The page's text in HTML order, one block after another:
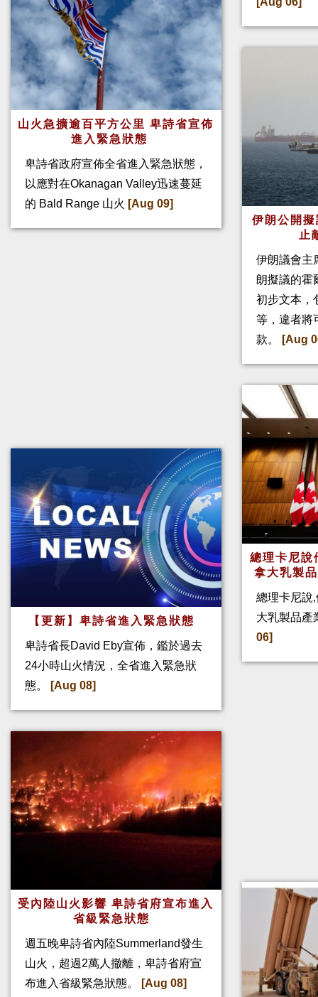
山火急擴逾百平方公里 卑詩省宣佈
進入緊急狀態
卑詩省政府宣佈全省進入緊急狀態，
以應對在Okanagan Valley迅速蔓延
的 Bald Range 山火 [Aug 09]
【更新】卑詩省進入緊急狀態
卑詩省長David Eby宣佈，鑑於過去
24小時山火情況，全省進入緊急狀
態。
[Aug 08]
受內陸山火影響 卑詩省府宣布進入
省級緊急狀態
週五晚卑詩省內陸Summerland發生
山火，超過2萬人撤離，卑詩省府宣
布進入省級緊急狀態。
[Aug 08]
伊朗公開
止
伊朗議會主
朗擬議的霍
初步文本，
等，違者將
款。
[Aug
總理卡尼
拿大乳製
總理卡尼說
大乳製品產
06]